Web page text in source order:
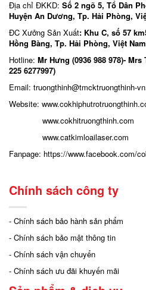
Địa chỉ ĐKKD: Số 2 ngõ 5, Tổ Dân
Huyện An Dương, Tp. Hải Phòng,
ĐC Xưởng Sản Xuất: Khu C, số 57
Hồng Bàng, Tp. Hải Phòng, Việt Nam
Hotline: Mr Hưng (0936 988 978)- Mrs
225 6277997)
Email: truongthinh@tmcktruongthinh-
Website:
www.cokhitruongthinh.com
www.catkimloailaser.com
Fanpage: https://www.facebook.com/
Chính sách công ty
- Chính sách bảo hành sản phẩm
- Chính sách bảo mật thông tin
- Chính sách vận chuyển
- Chính sách ưu đãi khuyến mãi